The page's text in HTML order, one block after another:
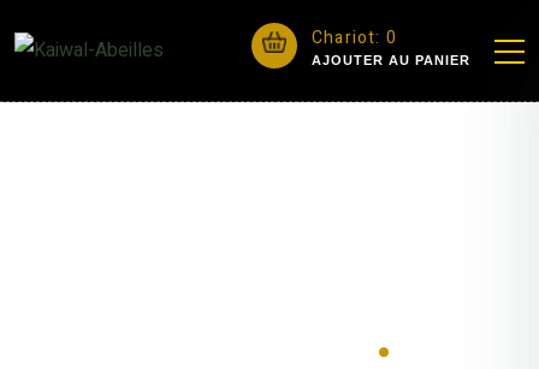
Chariot: 0
AJOUTER AU PANIER
.